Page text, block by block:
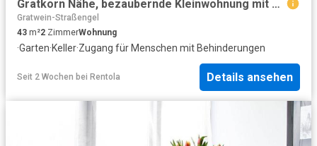
Gratkorn Nähe, bezaubernde Kleinwohnung mit Eigengarten
Gratwein-Straßengel
43 m²2 ZimmerWohnung
·Garten·Keller·Zugang für Menschen mit Behinderungen
Seit 2 Wochen bei Rentola Details ansehen